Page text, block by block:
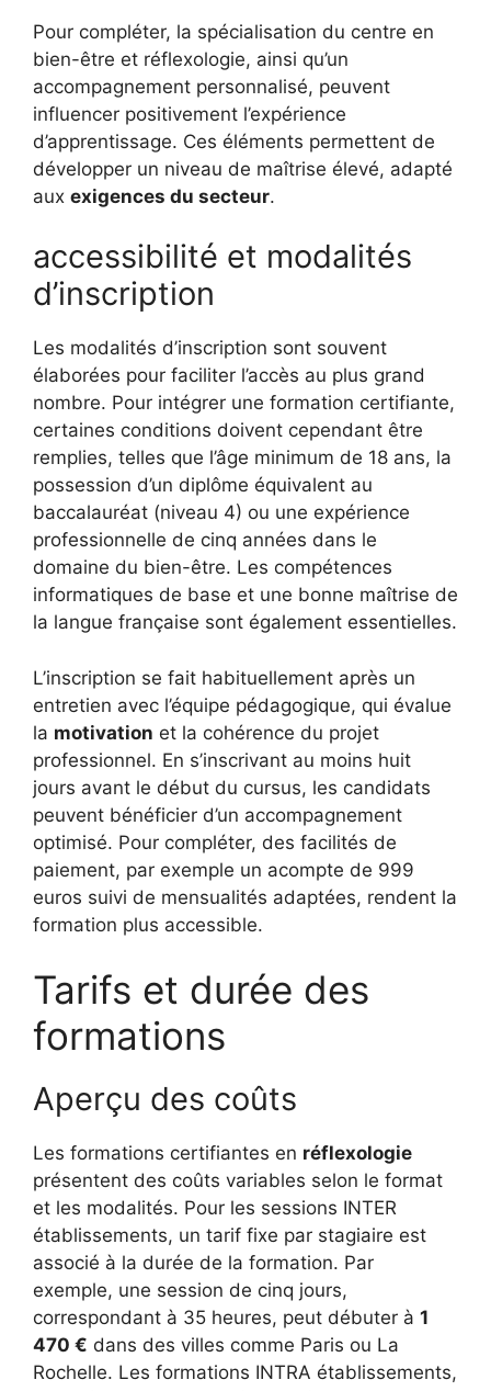
Pour compléter, la spécialisation du centre en
bien-être et réflexologie, ainsi qu’un
accompagnement personnalisé, peuvent
influencer positivement l’expérience
d’apprentissage. Ces éléments permettent de
développer un niveau de maîtrise élevé, adapté
aux exigences du secteur.
accessibilité et modalités
d’inscription
Les modalités d’inscription sont souvent
élaborées pour faciliter l’accès au plus grand
nombre. Pour intégrer une formation certifiante,
certaines conditions doivent cependant être
remplies, telles que l’âge minimum de 18 ans, la
possession d’un diplôme équivalent au
baccalauréat (niveau 4) ou une expérience
professionnelle de cinq années dans le
domaine du bien-être. Les compétences
informatiques de base et une bonne maîtrise de
la langue française sont également essentielles.
L’inscription se fait habituellement après un
entretien avec l’équipe pédagogique, qui évalue
la motivation et la cohérence du projet
professionnel. En s’inscrivant au moins huit
jours avant le début du cursus, les candidats
peuvent bénéficier d’un accompagnement
optimisé. Pour compléter, des facilités de
paiement, par exemple un acompte de 999
euros suivi de mensualités adaptées, rendent la
formation plus accessible.
Tarifs et durée des
formations
Aperçu des coûts
Les formations certifiantes en réflexologie
présentent des coûts variables selon le format
et les modalités. Pour les sessions INTER
établissements, un tarif fixe par stagiaire est
associé à la durée de la formation. Par
exemple, une session de cinq jours,
correspondant à 35 heures, peut débuter à 1
470 € dans des villes comme Paris ou La
Rochelle. Les formations INTRA établissements,